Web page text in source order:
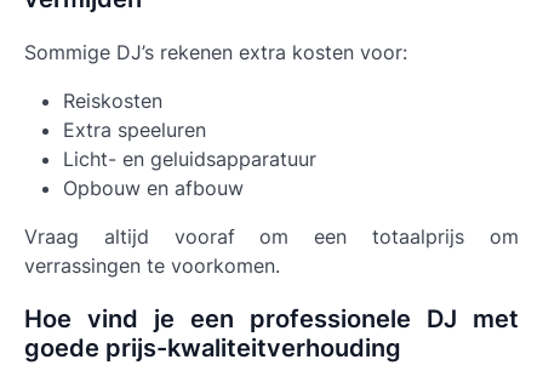
Sommige DJ’s rekenen extra kosten voor:
Reiskosten
Extra speeluren
Licht- en geluidsapparatuur
Opbouw en afbouw
Vraag altijd vooraf om een totaalprijs om
verrassingen te voorkomen.
Hoe vind je een professionele DJ met
goede prijs-kwaliteitverhouding